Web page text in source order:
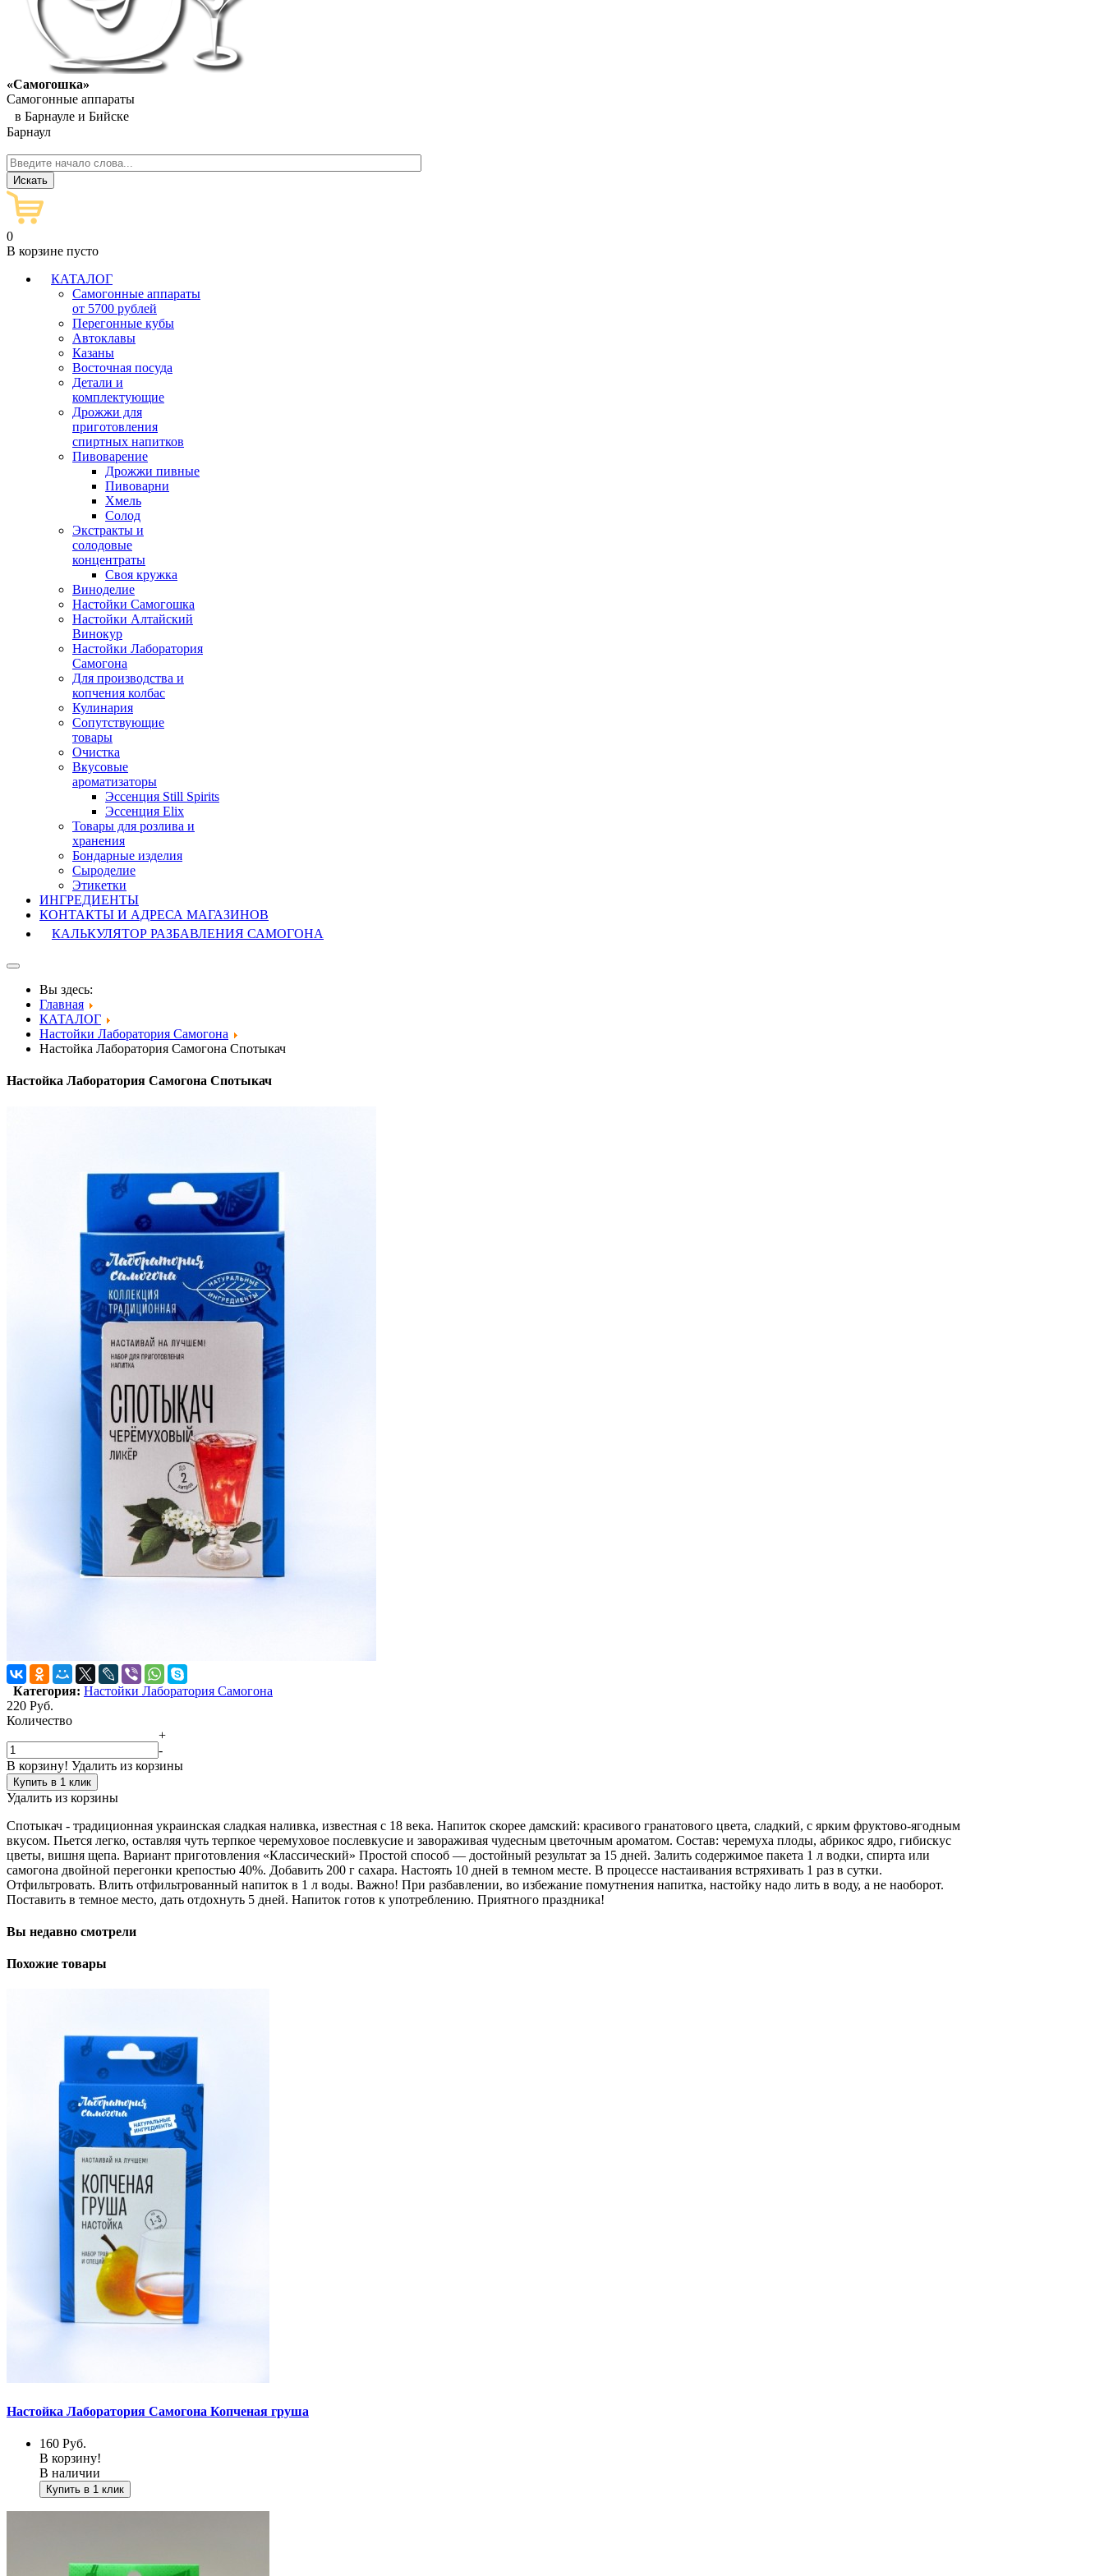
«Самогошка»
Самогонные аппараты
в Барнауле и Бийске
Барнаул
0
В корзине пусто
КАТАЛОГ
Самогонные аппараты
от 5700 рублей
Перегонные кубы
Автоклавы
Казаны
Восточная посуда
Детали и
комплектующие
Дрожжи для
приготовления
спиртных напитков
Пивоварение
Дрожжи пивные
Пивоварни
Хмель
Солод
Экстракты и
солодовые
концентраты
Своя кружка
Виноделие
Настойки Самогошка
Настойки Алтайский
Винокур
Настойки Лаборатория
Самогона
Для производства и
копчения колбас
Кулинария
Сопутствующие
товары
Очистка
Вкусовые
ароматизаторы
Эссенция Still Spirits
Эссенция Elix
Товары для розлива и
хранения
Бондарные изделия
Cыроделие
Этикетки
ИНГРЕДИЕНТЫ
КОНТАКТЫ И АДРЕСА МАГАЗИНОВ
КАЛЬКУЛЯТОР РАЗБАВЛЕНИЯ САМОГОНА
Вы здесь:
Главная
КАТАЛОГ
Настойки Лаборатория Самогона
Настойка Лаборатория Самогона Спотыкач
Настойка Лаборатория Самогона Спотыкач
Категория: Настойки Лаборатория Самогона
220 Руб.
Количество
+
-
В корзину! Удалить из корзины
Купить в 1 клик
Удалить из корзины
Спотыкач - традиционная украинская сладкая наливка, известная с 18 века. Напиток скорее дамский: красивого гранатового цвета, сладкий, с ярким фруктово-ягодным
вкусом. Пьется легко, оставляя чуть терпкое черемуховое послевкусие и завораживая чудесным цветочным ароматом. Состав: черемуха плоды, абрикос ядро, гибискус
цветы, вишня щепа. Вариант приготовления «Классический» Простой способ — достойный результат за 15 дней. Залить содержимое пакета 1 л водки, спирта или
самогона двойной перегонки крепостью 40%. Добавить 200 г сахара. Настоять 10 дней в темном месте. В процессе настаивания встряхивать 1 раз в сутки.
Отфильтровать. Влить отфильтрованный напиток в 1 л воды. Важно! При разбавлении, во избежание помутнения напитка, настойку надо лить в воду, а не наоборот.
Поставить в темное место, дать отдохнуть 5 дней. Напиток готов к употреблению. Приятного праздника!
Вы недавно смотрели
Похожие товары
Настойка Лаборатория Самогона Копченая груша
160 Руб.
В корзину!
В наличии
Купить в 1 клик